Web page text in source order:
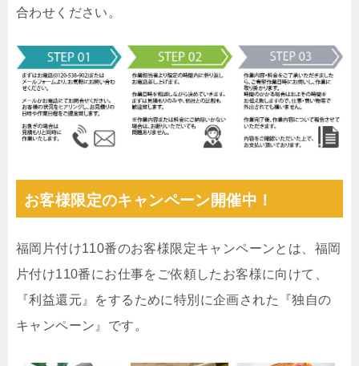
合わせください。
お客様限定のキャンペーン開催中！
福岡片付け110番のお客様限定キャンペーンとは、福岡
片付け110番にお仕事をご依頼したお客様に向けて、
『利益還元』をするために特別に企画された『独自の
キャンペーン』です。